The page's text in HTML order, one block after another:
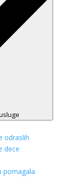
odraslih
dece
pomagala